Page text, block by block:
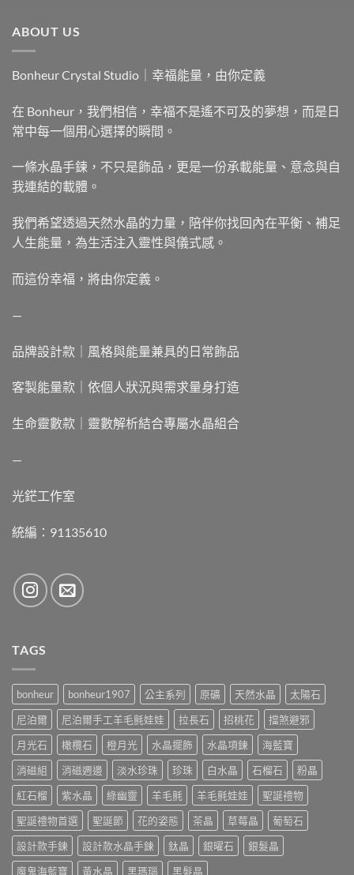
ABOUT US
Bonheur Crystal Studio｜幸福能量，由你定義
在 Bonheur，我們相信，幸福不是遙不可及的夢想，而是日
常中每一個用心選擇的瞬間。
一條水晶手鍊，不只是飾品，更是一份承載能量、意念與自
我連結的載體。
我們希望透過天然水晶的力量，陪伴你找回內在平衡、補足
人生能量，為生活注入靈性與儀式感。
而這份幸福，將由你定義。
—
品牌設計款｜風格與能量兼具的日常飾品
客製能量款｜依個人狀況與需求量身打造
生命靈數款｜靈數解析結合專屬水晶組合
—
光鋩工作室
統編：91135610
TAGS
bonheur bonheur1907 公主系列 原礦 天然水晶
太陽石
尼泊爾
尼泊爾手工羊毛氈娃娃 拉長石 招桃花
擋煞避邪
月光石
橄欖石 橙月光 水晶擺飾 水晶項鍊
海藍寶
消磁組
消磁週邊 淡水珍珠 珍珠 白水晶 石榴石
粉晶
紅石榴
紫水晶 綠幽靈 羊毛氈 羊毛氈娃娃
聖誕禮物
聖誕禮物首選
聖誕節 花的姿態 茶晶 草莓晶
葡萄石
設計款手鍊
設計款水晶手鍊 鈦晶 銀曜石
銀髮晶
魔鬼海藍寶
黃水晶 黑瑪瑙 黑髮晶